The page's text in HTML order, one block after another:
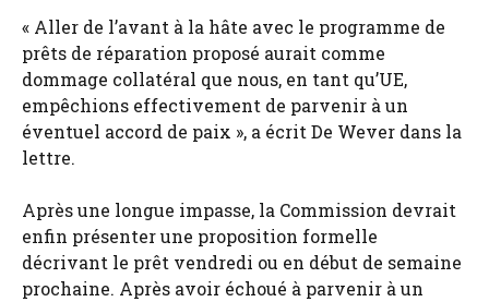
« Aller de l’avant à la hâte avec le programme de
prêts de réparation proposé aurait comme
dommage collatéral que nous, en tant qu’UE,
empêchions effectivement de parvenir à un
éventuel accord de paix », a écrit De Wever dans la
lettre.
Après une longue impasse, la Commission devrait
enfin présenter une proposition formelle
décrivant le prêt vendredi ou en début de semaine
prochaine. Après avoir échoué à parvenir à un